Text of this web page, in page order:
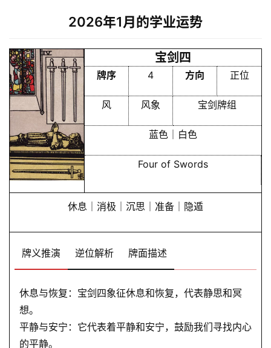
2026年1月的学业运势
宝剑四
牌序 4 方向 正位
风 风象 宝剑牌组
蓝色｜白色
Four of Swords
休息｜消极｜沉思｜准备｜隐遁
牌义推演 逆位解析 牌面描述
休息与恢复：宝剑四象征休息和恢复，代表静思和冥
想。
平静与安宁：它代表着平静和安宁，鼓励我们寻找内心
的平静。